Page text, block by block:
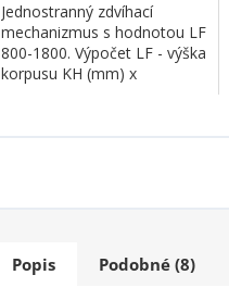
Jednostranný zdvíhací
mechanizmus s hodnotou LF
800-1800. Výpočet LF - výška
korpusu KH (mm) x
Popis Podobné (8)